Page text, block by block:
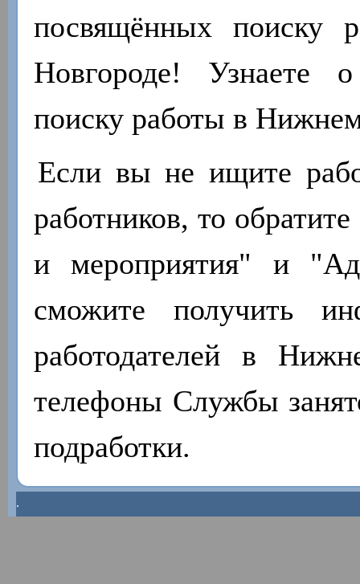
посвящённых поиску
Новгороде! Узнаете
поиску работы в
Если вы не ищите
работников, то
и мероприятия" и
сможите получить
работодателей в
телефоны Службы
подработки.
.